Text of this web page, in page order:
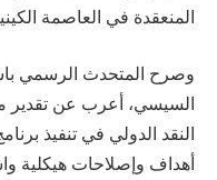
المنعقدة في العاصمة
وصرح المتحدث الرسمي
السيسي، أعرب عن تقدير
النقد الدولي في تنفيذ
أهداف وإصلاحات هيكلية